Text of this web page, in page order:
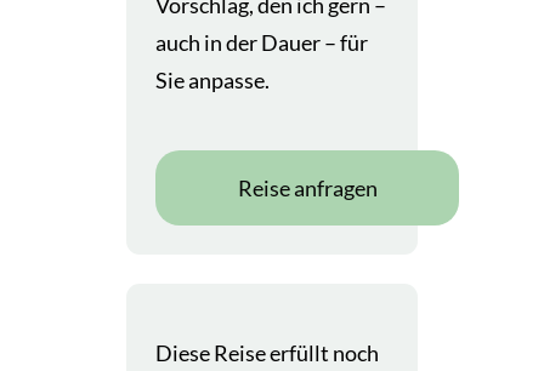
auch in der Dauer – für
Sie anpasse.
Reise anfragen
Diese Reise erfüllt noch